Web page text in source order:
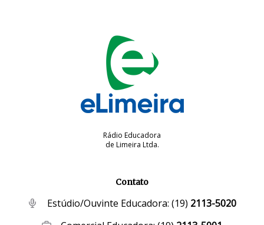
Rádio Educadora
de Limeira Ltda.
Contato
Estúdio/Ouvinte Educadora: (19) 2113-5020